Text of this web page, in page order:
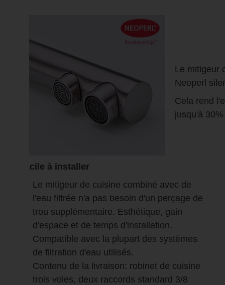
Le mitigeur
Neoperl
Cela rend
jusqu'à
Facile à installer
Le mitigeur de cuisine combiné avec de
l'eau filtrée n'a pas besoin d'un perçage de
trou supplémentaire. Esthétique, gain
d'espace et de temps d'installation.
Compatible avec la plupart des systèmes
de filtration d'eau utilisés.
Contenu de la livraison: robinet de cuisine
trois voies, deux raccords standard 3/8